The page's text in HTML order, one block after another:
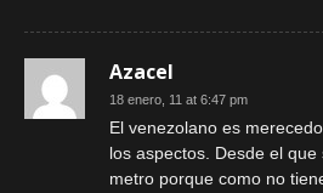
Azacel
18 enero, 11 at 6:47 pm
El venezolano es
los aspectos. Desde el
metro porque como no